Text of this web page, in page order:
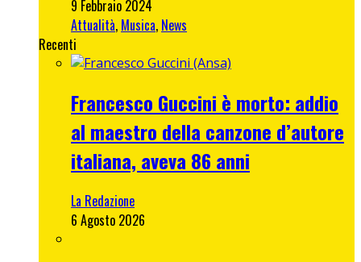
9 Febbraio 2024
Attualità, Musica, News
Recenti
Francesco Guccini è morto: addio
al maestro della canzone d’autore
italiana, aveva 86 anni
La Redazione
6 Agosto 2026